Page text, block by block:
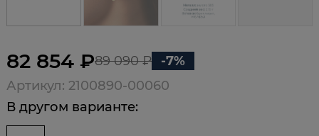
82 854 ₽89 090 ₽
-7%
Артикул: 2100890-00060
В другом варианте: